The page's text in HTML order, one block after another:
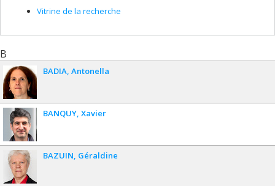
Vitrine de la recherche
B
BADIA Antonella
BANQUY Xavier
BAZUIN Géraldine